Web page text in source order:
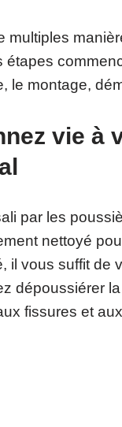
multiples
étapes
le montage,
vie à
par les
nettoyé
il vous suffit de
dépoussiérer
fissures et